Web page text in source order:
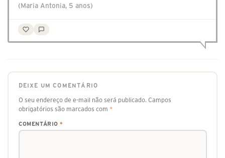
(Maria Antonia, 5 anos)
DEIXE UM COMENTÁRIO
O seu endereço de e-mail não será publicado. Campos
obrigatórios são marcados com *
COMENTÁRIO *